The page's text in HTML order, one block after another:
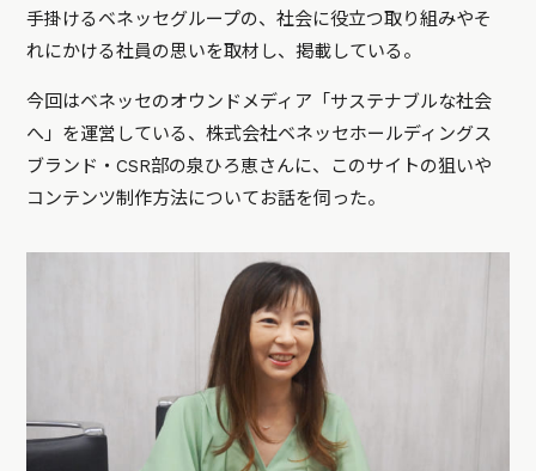
手掛けるベネッセグループの、社会に役立つ取り組みやそ
れにかける社員の思いを取材し、掲載している。
今回はベネッセのオウンドメディア「サステナブルな社会
へ」を運営している、株式会社ベネッセホールディングス
ブランド・CSR部の泉ひろ恵さんに、このサイトの狙いや
コンテンツ制作方法についてお話を伺った。